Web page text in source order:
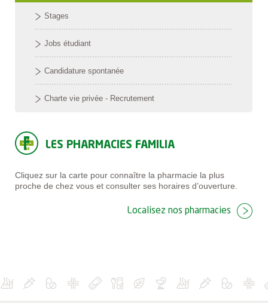
Stages
Jobs étudiant
Candidature spontanée
Charte vie privée - Recrutement
LES PHARMACIES FAMILIA
Cliquez sur la carte pour connaître la pharmacie la plus
proche de chez vous et consulter ses horaires d’ouverture.
Localisez nos pharmacies